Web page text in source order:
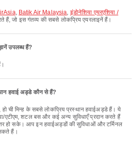
, Batik Air Malaysia, इंडोनेशिया एयरएशिया /
हैं, जो इस गंतव्य की सबसे लोकप्रिय एयरलाइनें हैं।
उपलब्ध हैं?
हवाई अड्डे कौन से हैं?
, हो ची मिन्ह के सबसे लोकप्रिय प्रस्थान हवाईअड्डे हैं। ये
एटीएम, शटल बस और कई अन्य सुविधाएँ प्रदान करते हैं
हो सके। आप इन हवाईअड्डों की सुविधाओं और टर्मिनल
हैं।